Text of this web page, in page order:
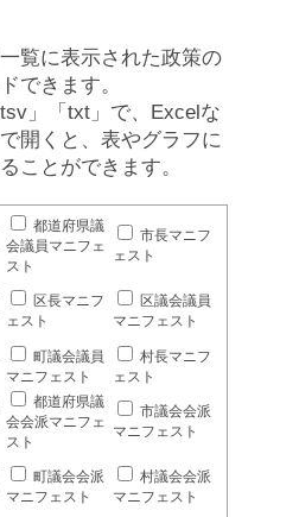
覧に表示された政策の
できます。
」「txt」で、Excelな
開くと、表やグラフに
ことができます。
都道府県議
会議員マニフェ
スト
市長マニフ
ェスト
区長マニフ
ェスト
区議会議員
マニフェスト
町議会議員
マニフェスト
村長マニフ
ェスト
都道府県議
会会派マニフェ
スト
市議会会派
マニフェスト
町議会会派
マニフェスト
村議会会派
マニフェスト